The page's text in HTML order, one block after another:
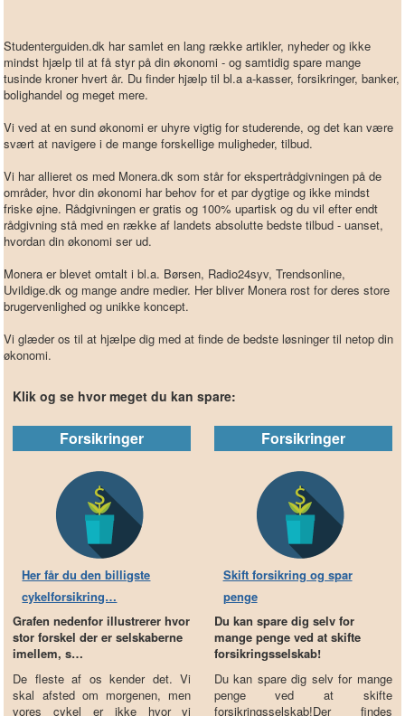
Studenterguiden.dk har samlet en lang række artikler, nyheder og ikke
mindst hjælp til at få styr på din økonomi - og samtidig spare mange
tusinde kroner hvert år. Du finder hjælp til bl.a a-kasser, forsikringer, banker,
bolighandel og meget mere.
Vi ved at en sund økonomi er uhyre vigtig for studerende, og det kan være
svært at navigere i de mange forskellige muligheder, tilbud.
Vi har allieret os med Monera.dk som står for ekspertrådgivningen på de
områder, hvor din økonomi har behov for et par dygtige og ikke mindst
friske øjne. Rådgivningen er gratis og 100% upartisk og du vil efter endt
rådgivning stå med en række af landets absolutte bedste tilbud - uanset,
hvordan din økonomi ser ud.
Monera er blevet omtalt i bl.a. Børsen, Radio24syv, Trendsonline,
Uvildige.dk og mange andre medier. Her bliver Monera rost for deres store
brugervenlighed og unikke koncept.
Vi glæder os til at hjælpe dig med at finde de bedste løsninger til netop din
økonomi.
Klik og se hvor meget du kan spare:
Forsikringer
Her får du den billigste
cykelforsikring…
Grafen nedenfor illustrerer hvor
stor forskel der er selskaberne
imellem, s…
De fleste af os kender det. Vi
skal afsted om morgenen, men
vores cykel er ikke hvor vi
Forsikringer
Skift forsikring og spar
penge
Du kan spare dig selv for
mange penge ved at skifte
forsikringsselskab!
Du kan spare dig selv for mange
penge ved at skifte
forsikringsselskab!Der findes